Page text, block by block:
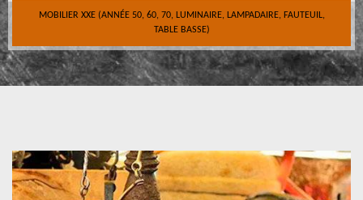
MOBILIER XXE (ANNÉE 50, 60, 70, LUMINAIRE, LAMPADAIRE, FAUTEUIL,
TABLE BASSE)